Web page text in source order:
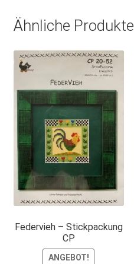
Ähnliche Produkte
Federvieh – Stickpackung
CP
ANGEBOT!